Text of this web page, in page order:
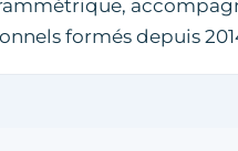
formés depuis